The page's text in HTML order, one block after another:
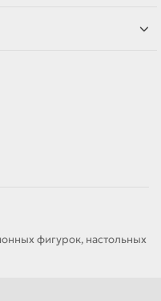
фигурок, настольных